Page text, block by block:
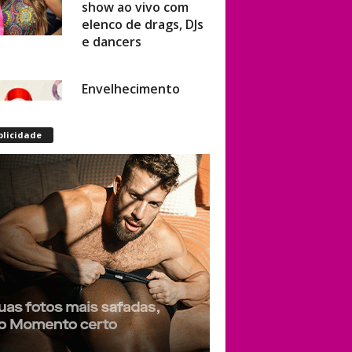
elenco de drags, DJs
e dancers
acelerado: pessoas
real, aponta
relatório
internacional
Gay de 62 anos
relembra quando,
aos 15, foi garoto de
programa por
quatro meses sem
saber: “Idiotice da
minha parte”